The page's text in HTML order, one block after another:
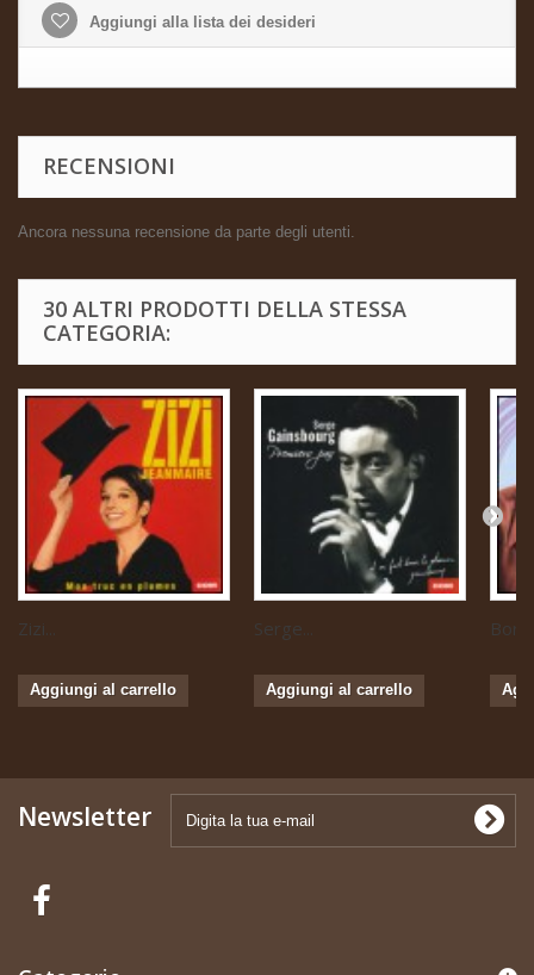
Aggiungi alla lista dei desideri
RECENSIONI
Ancora nessuna recensione da parte degli utenti.
30 ALTRI PRODOTTI DELLA STESSA
CATEGORIA:
Zizi...
Aggiungi al carrello
Serge...
Aggiungi al carrello
Newsletter